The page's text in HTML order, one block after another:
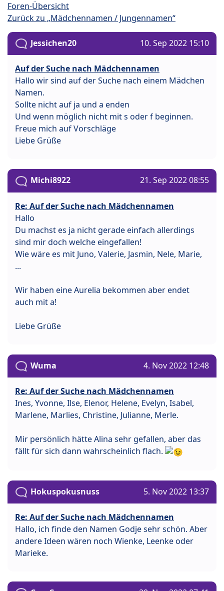
Foren-Übersicht
Zurück zu „Mädchennamen / Jungennamen“
Jessichen20 10. Sep 2022 15:10
Auf der Suche nach Mädchennamen
Hallo wir sind auf der Suche nach einem Mädchen
Namen.
Sollte nicht auf ja und a enden
Und wenn möglich nicht mit s oder f beginnen.
Freue mich auf Vorschläge
Liebe Grüße
Michi8922 21. Sep 2022 08:55
Re: Auf der Suche nach Mädchennamen
Hallo
Du machst es ja nicht gerade einfach allerdings
sind mir doch welche eingefallen!
Wie wäre es mit Juno, Valerie, Jasmin, Nele, Marie,
...
Wir haben eine Aurelia bekommen aber endet
auch mit a!
Liebe Grüße
Wuma 4. Nov 2022 12:48
Re: Auf der Suche nach Mädchennamen
Ines, Yvonne, Ilse, Elenor, Helene, Evelyn, Isabel,
Marlene, Marlies, Christine, Julianne, Merle.
Mir persönlich hätte Alina sehr gefallen, aber das
fällt für sich dann wahrscheinlich flach.
Hokuspokusnuss 5. Nov 2022 13:37
Re: Auf der Suche nach Mädchennamen
Hallo, ich finde den Namen Godje sehr schön. Aber
andere Ideen wären noch Wienke, Leenke oder
Marieke.